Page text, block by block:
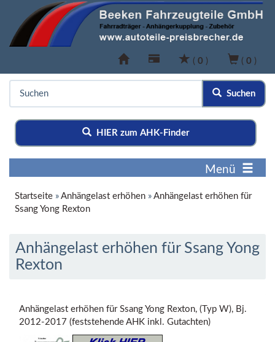
( 0 ) ( 0 )
Suchen
HIER zum AHK-Finder
Menü
Startseite » Anhängelast erhöhen » Anhängelast erhöhen für
Ssang Yong Rexton
Anhängelast erhöhen für Ssang Yong
Rexton
Anhängelast erhöhen für Ssang Yong Rexton, (Typ W), Bj.
2012-2017 (feststehende AHK inkl. Gutachten)